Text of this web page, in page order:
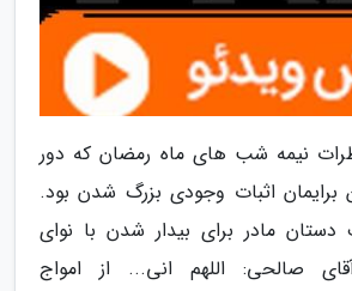
نیمه شب های ماه رمضان که دور
اثبات وجودی بزرگ شدن بود.
مادر برای بیدار شدن با نوای
صالحی: اللهم انی... از امواج